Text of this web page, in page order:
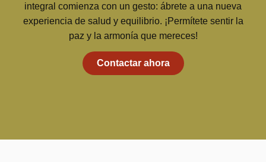
integral comienza con un gesto: ábrete a una nueva
experiencia de salud y equilibrio. ¡Permítete sentir la
paz y la armonía que mereces!
Contactar ahora